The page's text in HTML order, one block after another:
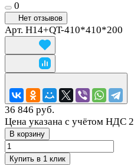
0
Нет отзывов
Арт. H14+QT-410*410*200
36 846 руб.
Цена указана с учётом НДС
В корзину
Купить в 1 клик